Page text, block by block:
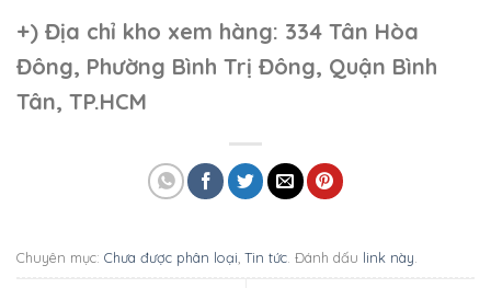
+) Địa chỉ kho xem hàng: 334 Tân Hòa
Đông, Phường Bình Trị Đông, Quận Bình
Tân, TP.HCM
Chuyên mục: Chưa được phân loại, Tin tức. Đánh dấu link này.